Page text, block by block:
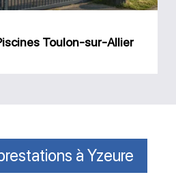
Toulon-sur-Allier
à Yzeure